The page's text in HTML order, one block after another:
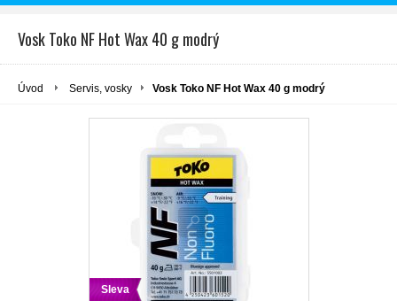
Vosk Toko NF Hot Wax 40 g modrý
Úvod Servis, vosky Vosk Toko NF Hot Wax 40 g modrý
Sleva